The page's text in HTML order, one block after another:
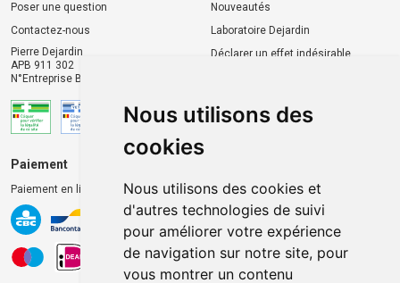
Nous utilisons des
cookies
Nous utilisons des cookies et
d'autres technologies de suivi
pour améliorer votre expérience
de navigation sur notre site, pour
vous montrer un contenu
Poser une question
Contactez-nous
Pierre Dejardin
APB 911 302
N°Entreprise BE0446.901.764
Nouveautés
Laboratoire Dejardin
Déclarer un effet indésirable
Paiement
Paiement en ligne 100% sécurisé
Livraison chez vous
Livraison dans un Point
d’enlèvement
Retrait dans la pharmacie
Retrait en casiers extérieurs